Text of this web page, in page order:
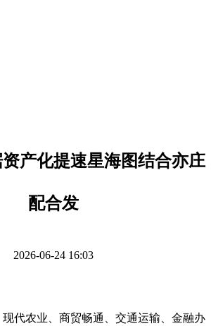
产化提速星海图结合亦庄
配合发
2026-06-24 16:03
农业、商贸畅通、交通运输、金融办